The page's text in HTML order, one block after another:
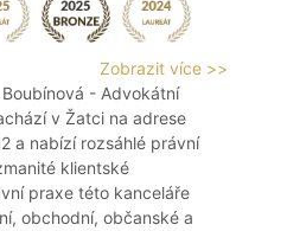
Zobrazit více >>
- Advokátní
v Žatci na adrese
a nabízí rozsáhlé právní
klientské
praxe této kanceláře
obchodní, občanské a